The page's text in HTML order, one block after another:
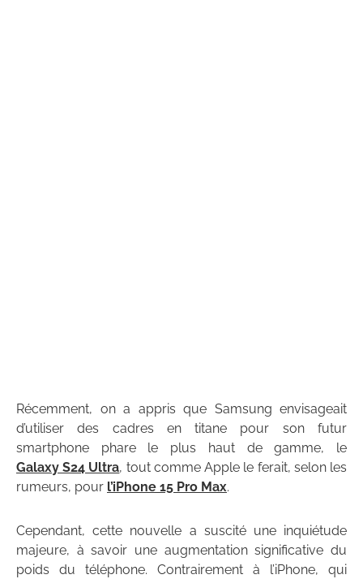
Récemment, on a appris que Samsung envisageait
d’utiliser des cadres en titane pour son futur
smartphone phare le plus haut de gamme, le
Galaxy S24 Ultra, tout comme Apple le ferait, selon les
rumeurs, pour l’iPhone 15 Pro Max.
Cependant, cette nouvelle a suscité une inquiétude
majeure, à savoir une augmentation significative du
poids du téléphone. Contrairement à l’iPhone, qui